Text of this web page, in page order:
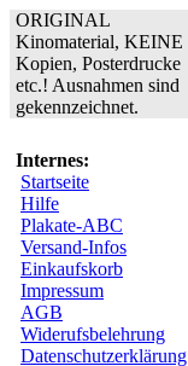
ORIGINAL
Kinomaterial, KEINE
Kopien, Posterdrucke
etc.! Ausnahmen sind
gekennzeichnet.
Internes:
Startseite
Hilfe
Plakate-ABC
Versand-Infos
Einkaufskorb
Impressum
AGB
Widerufsbelehrung
Datenschutzerklärung